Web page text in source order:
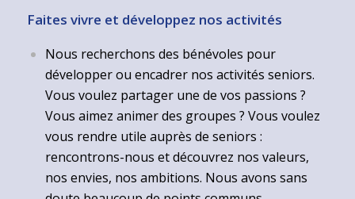
Faites vivre et développez nos activités
Nous recherchons des bénévoles pour
développer ou encadrer nos activités seniors.
Vous voulez partager une de vos passions ?
Vous aimez animer des groupes ? Vous voulez
vous rendre utile auprès de seniors :
rencontrons-nous et découvrez nos valeurs,
nos envies, nos ambitions. Nous avons sans